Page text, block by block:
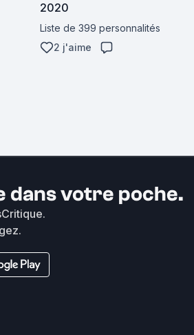
2020
Liste de 399 personnalités
2 j'aime
dans votre poche.